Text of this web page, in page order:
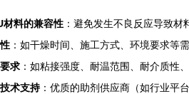
材料的兼容性 ：避免发生不良反应导致材
：如干燥时间、施工方式、环境要求等
求 ：如粘接强度、耐温范围、耐介质性
术支持：优质的助剂供应商（如行业平